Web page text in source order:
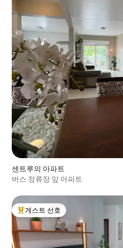
센트루의 아파트
버스 정류장 앞 아파트
상위 게스트 선호
게스트 선호